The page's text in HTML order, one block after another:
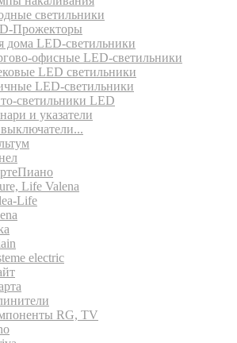
светильники
Прожекторы
дома LED-светильники
офисные LED-светильники
LED светильники
LED-светильники
светильники LED
и указатели
Life Valena
Life
electric
RG, TV